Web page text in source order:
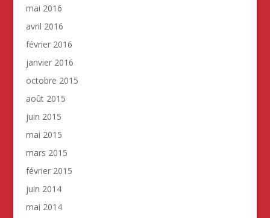
mai 2016
avril 2016
février 2016
janvier 2016
octobre 2015
août 2015
juin 2015
mai 2015
mars 2015
février 2015
juin 2014
mai 2014